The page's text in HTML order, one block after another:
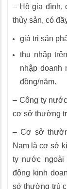
– Hộ gia đình,
thủy sản, có
giá trị sản
thu nhập
nhập doanh
đồng/năm.
– Công ty
cơ sở thường
– Cơ sở
Nam là cơ sở
ty nước ngoài
động kinh
sở thường trú